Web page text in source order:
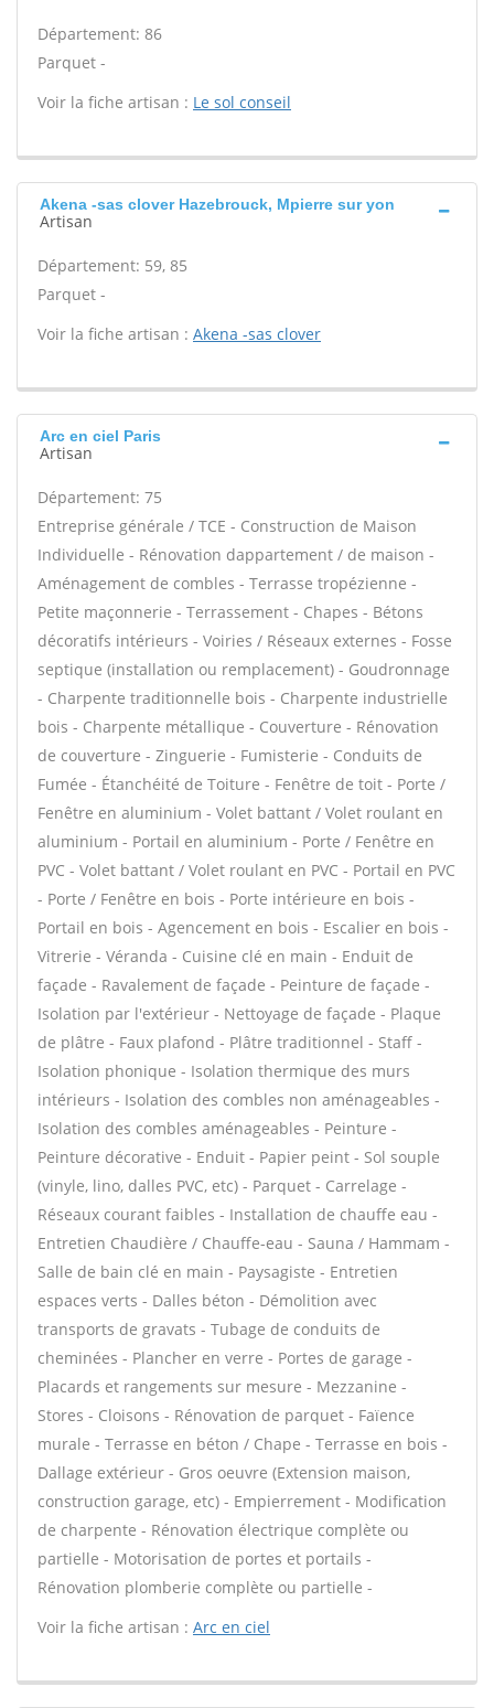
Département: 86
Parquet -
Voir la fiche artisan : Le sol conseil
Akena -sas clover Hazebrouck, Mpierre sur yon
Artisan
Département: 59, 85
Parquet -
Voir la fiche artisan : Akena -sas clover
Arc en ciel Paris
Artisan
Département: 75
Entreprise générale / TCE - Construction de Maison
Individuelle - Rénovation dappartement / de maison -
Aménagement de combles - Terrasse tropézienne -
Petite maçonnerie - Terrassement - Chapes - Bétons
décoratifs intérieurs - Voiries / Réseaux externes - Fosse
septique (installation ou remplacement) - Goudronnage
- Charpente traditionnelle bois - Charpente industrielle
bois - Charpente métallique - Couverture - Rénovation
de couverture - Zinguerie - Fumisterie - Conduits de
Fumée - Étanchéité de Toiture - Fenêtre de toit - Porte /
Fenêtre en aluminium - Volet battant / Volet roulant en
aluminium - Portail en aluminium - Porte / Fenêtre en
PVC - Volet battant / Volet roulant en PVC - Portail en PVC
- Porte / Fenêtre en bois - Porte intérieure en bois -
Portail en bois - Agencement en bois - Escalier en bois -
Vitrerie - Véranda - Cuisine clé en main - Enduit de
façade - Ravalement de façade - Peinture de façade -
Isolation par l'extérieur - Nettoyage de façade - Plaque
de plâtre - Faux plafond - Plâtre traditionnel - Staff -
Isolation phonique - Isolation thermique des murs
intérieurs - Isolation des combles non aménageables -
Isolation des combles aménageables - Peinture -
Peinture décorative - Enduit - Papier peint - Sol souple
(vinyle, lino, dalles PVC, etc) - Parquet - Carrelage -
Réseaux courant faibles - Installation de chauffe eau -
Entretien Chaudière / Chauffe-eau - Sauna / Hammam -
Salle de bain clé en main - Paysagiste - Entretien
espaces verts - Dalles béton - Démolition avec
transports de gravats - Tubage de conduits de
cheminées - Plancher en verre - Portes de garage -
Placards et rangements sur mesure - Mezzanine -
Stores - Cloisons - Rénovation de parquet - Faïence
murale - Terrasse en béton / Chape - Terrasse en bois -
Dallage extérieur - Gros oeuvre (Extension maison,
construction garage, etc) - Empierrement - Modification
de charpente - Rénovation électrique complète ou
partielle - Motorisation de portes et portails -
Rénovation plomberie complète ou partielle -
Voir la fiche artisan : Arc en ciel